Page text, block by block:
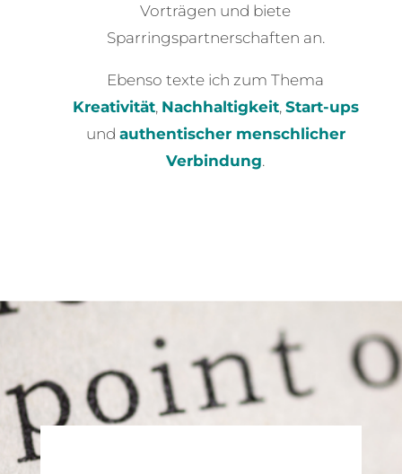
Vorträgen und biete
Sparringspartnerschaften an.
Ebenso texte ich zum Thema
Kreativität, Nachhaltigkeit, Start-ups
und authentischer menschlicher
Verbindung.